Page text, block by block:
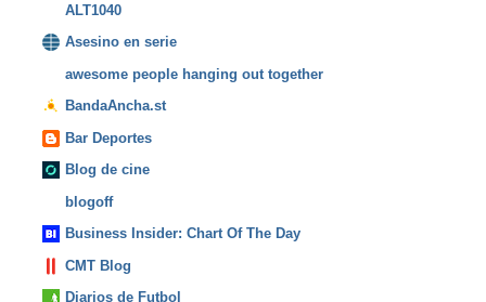
ALT1040
Asesino en serie
awesome people hanging out together
BandaAncha.st
Bar Deportes
Blog de cine
blogoff
Business Insider: Chart Of The Day
CMT Blog
Diarios de Futbol